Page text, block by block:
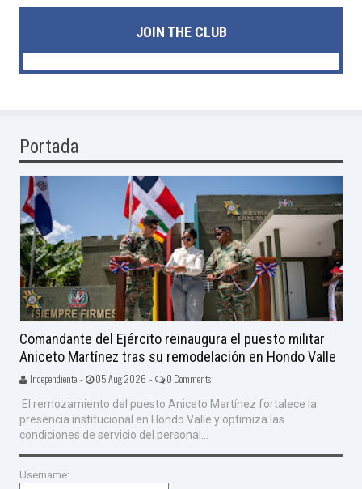
JOIN THE CLUB
Portada
Comandante del Ejército reinaugura el puesto militar
Aniceto Martínez tras su remodelación en Hondo Valle
Independiente - 05 Aug 2026 - 0 Comments
El remozamiento del puesto Aniceto Martínez fortalece la
presencia institucional en Hondo Valle y optimiza las
condiciones de servicio del personal...
Username: